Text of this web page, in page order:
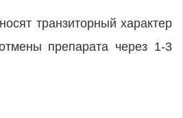
транзиторный характер
препарата через 1-3